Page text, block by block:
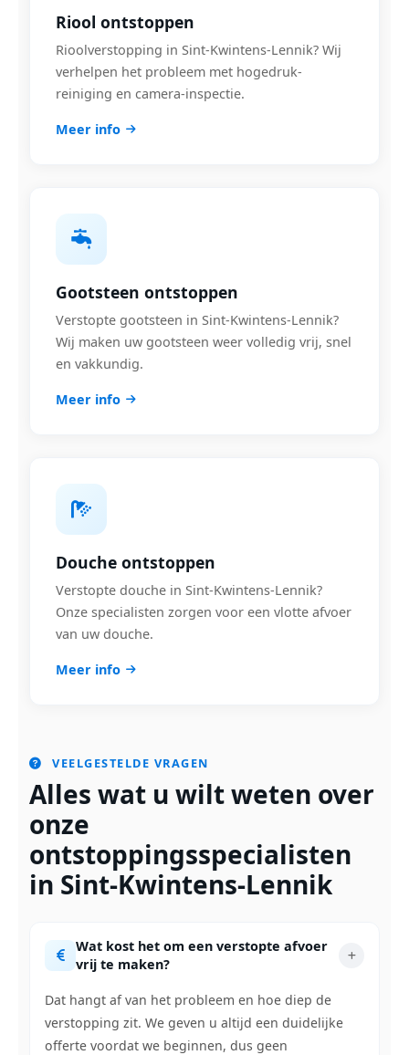
Riool ontstoppen
Rioolverstopping in Sint-Kwintens-Lennik? Wij
verhelpen het probleem met hogedruk-
reiniging en camera-inspectie.
Meer info
Gootsteen ontstoppen
Verstopte gootsteen in Sint-Kwintens-Lennik?
Wij maken uw gootsteen weer volledig vrij, snel
en vakkundig.
Meer info
Douche ontstoppen
Verstopte douche in Sint-Kwintens-Lennik?
Onze specialisten zorgen voor een vlotte afvoer
van uw douche.
Meer info
VEELGESTELDE VRAGEN
Alles wat u wilt weten over
onze
ontstoppingsspecialisten
in Sint-Kwintens-Lennik
Wat kost het om een verstopte afvoer
vrij te maken?
Dat hangt af van het probleem en hoe diep de
verstopping zit. We geven u altijd een duidelijke
offerte voordat we beginnen, dus geen